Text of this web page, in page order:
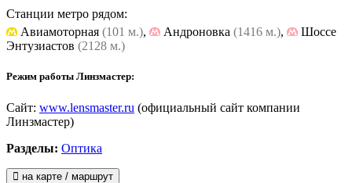
Станции метро рядом:
Авиамоторная (101 м.), Андроновка (1416 м.),
Шоссе
Энтузиастов (2128 м.)
Режим работы Линзмастер:
Сайт: www.lensmaster.ru (официальный сайт компании
Линзмастер)
Разделы: Оптика
на карте / маршрут